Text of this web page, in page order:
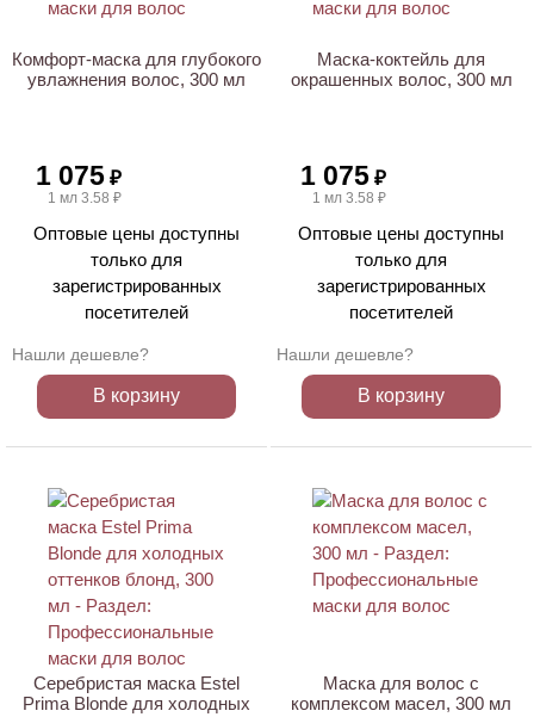
Комфорт-маска для глубокого
увлажнения волос, 300 мл
1 075 ₽
1 мл 3.58 ₽
Оптовые цены доступны
только для
зарегистрированных
посетителей
Нашли дешевле?
В корзину
Маска-коктейль для
окрашенных волос, 300 мл
1 075 ₽
1 мл 3.58 ₽
Оптовые цены доступны
только для
зарегистрированных
посетителей
Нашли дешевле?
В корзину
Серебристая маска Estel
Prima Blonde для холодных
Маска для волос с
комплексом масел, 300 мл